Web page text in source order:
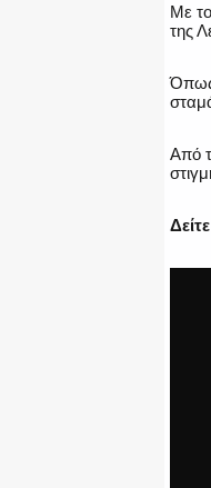
Με
της
Όπως
Από